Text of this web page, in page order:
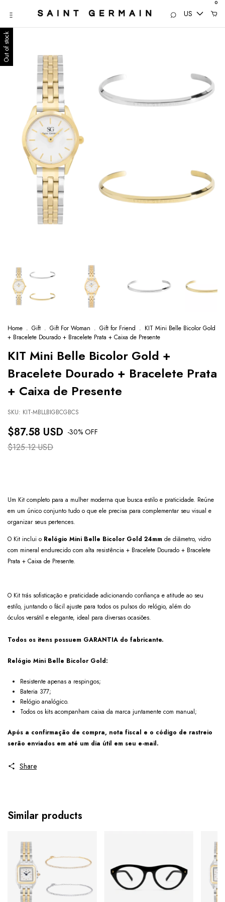
US
0
Out of stock
Home . Gift . Gift For Woman . Gift for Friend . KIT Mini Belle Bicolor Gold
+ Bracelete Dourado + Bracelete Prata + Caixa de Presente
KIT Mini Belle Bicolor Gold +
Bracelete Dourado + Bracelete Prata
+ Caixa de Presente
SKU: KIT-MBLLBIGBCGBCS
$87.58 USD -30% OFF
$125.12 USD
Um Kit completo para a mulher moderna que busca estilo e praticidade. Reúne
em um único conjunto tudo o que ele precisa para complementar seu visual e
organizar seus pertences.
O Kit inclui o Relógio Mini Belle Bicolor Gold 24mm de diâmetro, vidro
com mineral endurecido com alta resistência + Bracelete Dourado + Bracelete
Prata + Caixa de Presente.
O Kit trás sofisticação e praticidade adicionando confiança e atitude ao seu
estilo, juntando o fácil ajuste para todos os pulsos do relógio, além do
óculos versátil e elegante, ideal para diversas ocasiões.
Todos os itens possuem GARANTIA do fabricante.
Relógio Mini Belle Bicolor Gold:
Resistente apenas a respingos;
Bateria 377;
Relógio analógico.
Todos os kits acompanham caixa da marca juntamente com manual;
Após a confirmação de compra, nota fiscal e o código de rastreio
serão enviados em até um dia útil em seu e-mail.
Share
Similar products